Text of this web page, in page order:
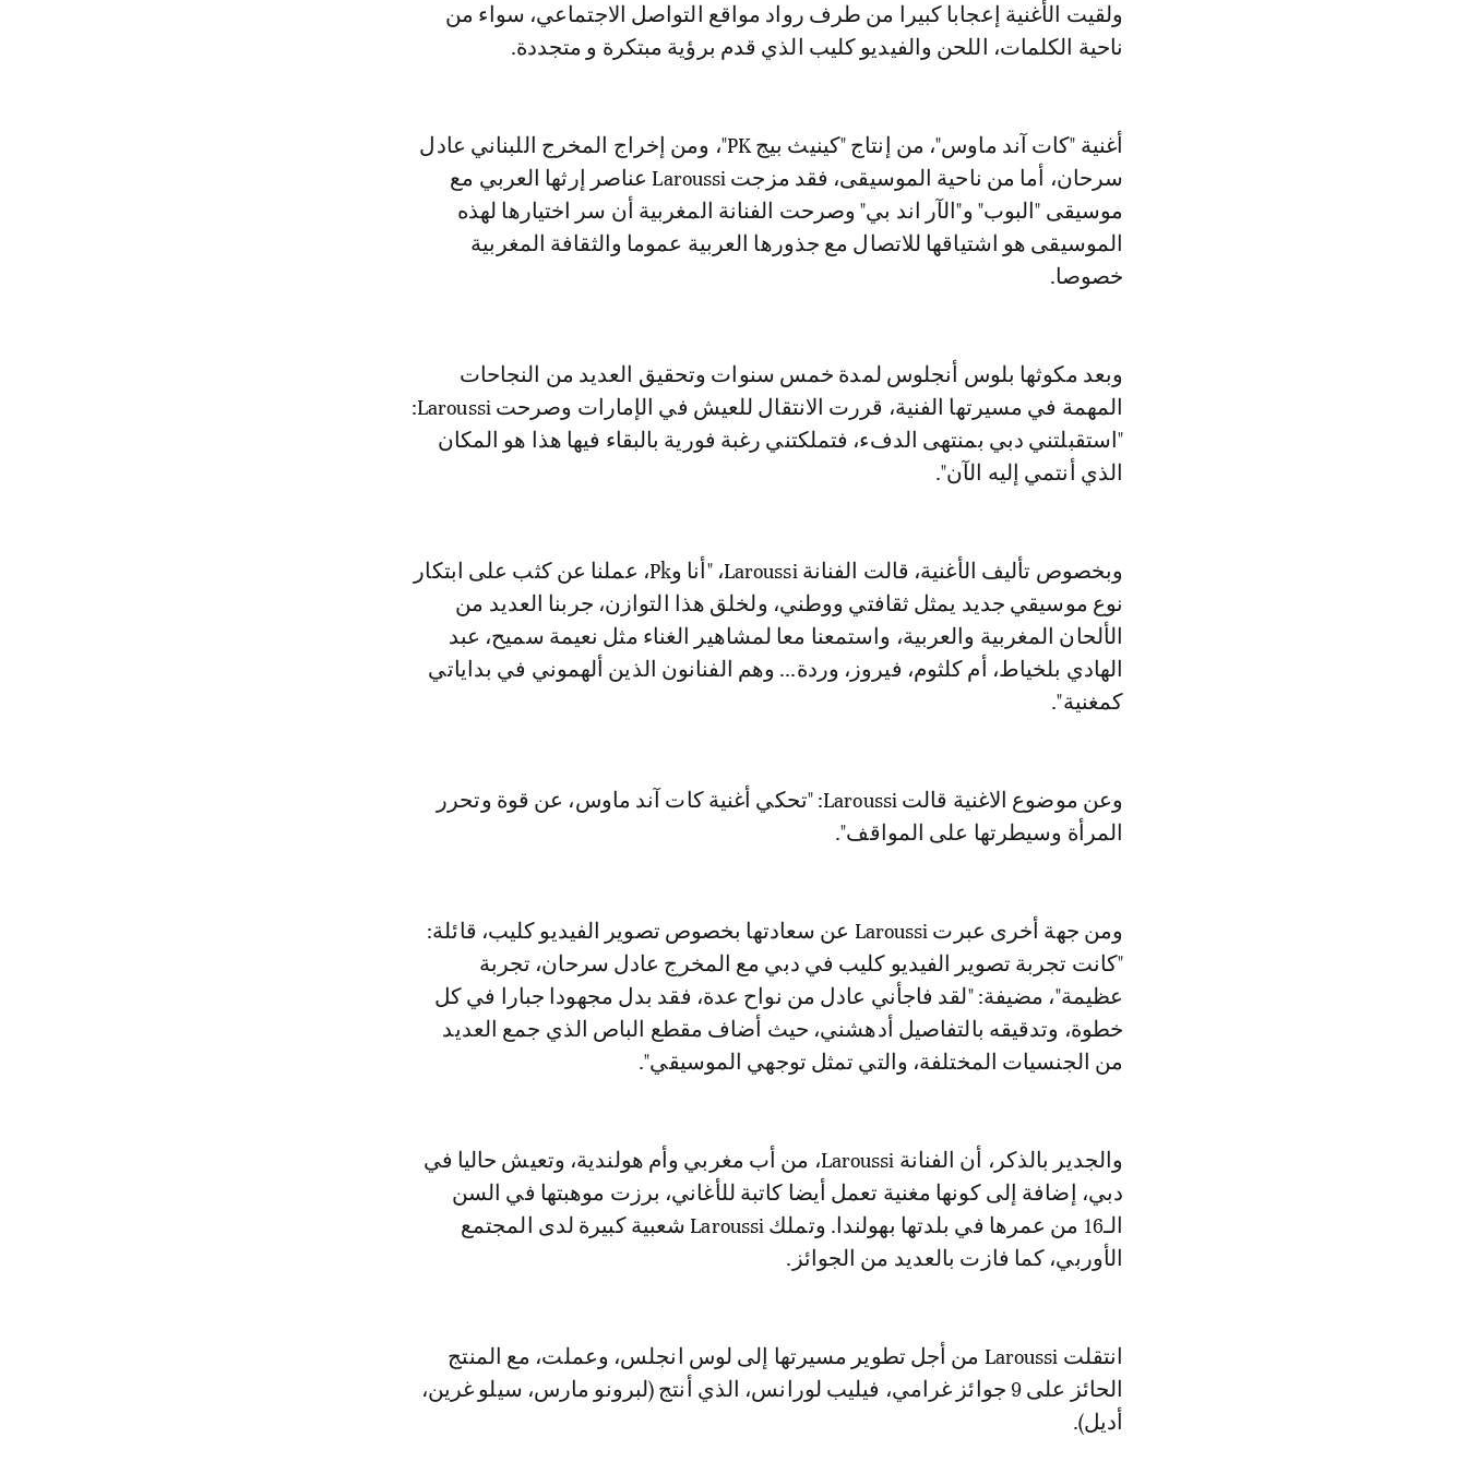
ولقيت الأغنية إعجابا كبيرا من طرف رواد مواقع التواصل الاجتماعي، سواء من
ناحية الكلمات، اللحن والفيديو كليب الذي قدم برؤية مبتكرة و متجددة.
أغنية "كات آند ماوس"، من إنتاج "كينيث بيج PK"، ومن إخراج المخرج اللبناني عادل
سرحان، أما من ناحية الموسيقى، فقد مزجت Laroussi عناصر إرثها العربي مع
موسيقى "البوب" و"الآر اند بي" وصرحت الفنانة المغربية أن سر اختيارها لهذه
الموسيقى هو اشتياقها للاتصال مع جذورها العربية عموما والثقافة المغربية
خصوصا.
وبعد مكوثها بلوس أنجلوس لمدة خمس سنوات وتحقيق العديد من النجاحات
المهمة في مسيرتها الفنية، قررت الانتقال للعيش في الإمارات وصرحت Laroussi:
"استقبلتني دبي بمنتهى الدفء، فتملكتني رغبة فورية بالبقاء فيها هذا هو المكان
الذي أنتمي إليه الآن".
وبخصوص تأليف الأغنية، قالت الفنانة Laroussi، "أنا وPk، عملنا عن كثب على ابتكار
نوع موسيقي جديد يمثل ثقافتي ووطني، ولخلق هذا التوازن، جربنا العديد من
الألحان المغربية والعربية، واستمعنا معا لمشاهير الغناء مثل نعيمة سميح، عبد
الهادي بلخياط، أم كلثوم، فيروز، وردة... وهم الفنانون الذين ألهموني في بداياتي
كمغنية".
وعن موضوع الاغنية قالت Laroussi: "تحكي أغنية كات آند ماوس، عن قوة وتحرر
المرأة وسيطرتها على المواقف".
ومن جهة أخرى عبرت Laroussi عن سعادتها بخصوص تصوير الفيديو كليب، قائلة:
"كانت تجربة تصوير الفيديو كليب في دبي مع المخرج عادل سرحان، تجربة
عظيمة"، مضيفة: "لقد فاجأني عادل من نواح عدة، فقد بدل مجهودا جبارا في كل
خطوة، وتدقيقه بالتفاصيل أدهشني، حيث أضاف مقطع الباص الذي جمع العديد
من الجنسيات المختلفة، والتي تمثل توجهي الموسيقي".
والجدير بالذكر، أن الفنانة Laroussi، من أب مغربي وأم هولندية، وتعيش حاليا في
دبي، إضافة إلى كونها مغنية تعمل أيضا كاتبة للأغاني، برزت موهبتها في السن
الـ16 من عمرها في بلدتها بهولندا. وتملك Laroussi شعبية كبيرة لدى المجتمع
الأوربي، كما فازت بالعديد من الجوائز.
انتقلت Laroussi من أجل تطوير مسيرتها إلى لوس انجلس، وعملت، مع المنتج
الحائز على 9 جوائز غرامي، فيليب لورانس، الذي أنتج (لبرونو مارس، سيلو غرين،
أديل).